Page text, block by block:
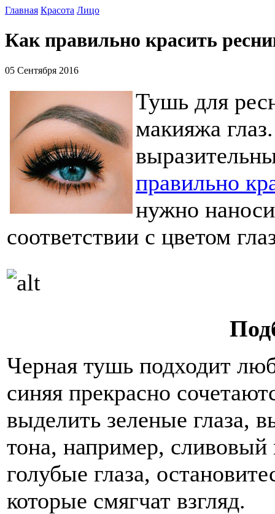
Главная Красота Лицо
Как правильно красить
05 Сентября 2016
Тушь для
макияжа
правильно
нужно
соответствии с цветом
Черная тушь подходит
синяя прекрасно
выделить зеленые глаза,
тона, например,
голубые глаза,
которые смягчат взгляд.